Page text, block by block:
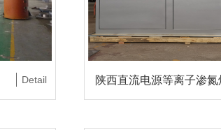
Detail 陕西直流电源等离子渗氮